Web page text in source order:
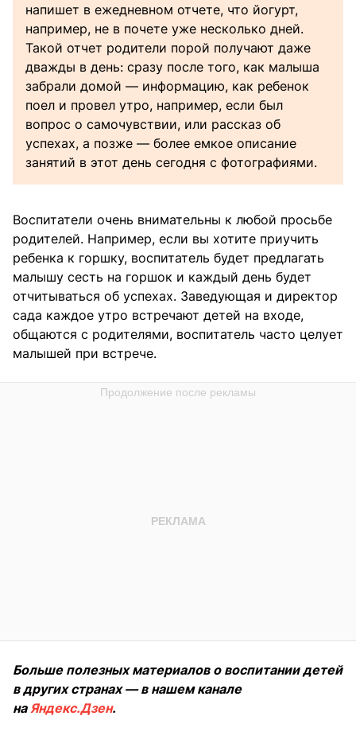
напишет в ежедневном отчете, что йогурт,
например, не в почете уже несколько дней.
Такой отчет родители порой получают даже
дважды в день: сразу после того, как малыша
забрали домой — информацию, как ребенок
поел и провел утро, например, если был
вопрос о самочувствии, или рассказ об
успехах, а позже — более емкое описание
занятий в этот день сегодня с фотографиями.
Воспитатели очень внимательны к любой просьбе
родителей. Например, если вы хотите приучить
ребенка к горшку, воспитатель будет предлагать
малышу сесть на горшок и каждый день будет
отчитываться об успехах. Заведующая и директор
сада каждое утро встречают детей на входе,
общаются с родителями, воспитатель часто целует
малышей при встрече.
Больше полезных материалов о воспитании детей
в других странах — в нашем канале
наЯндекс.Дзен.